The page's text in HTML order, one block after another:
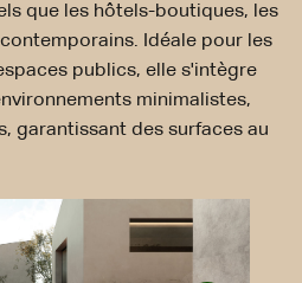
que les hôtels-boutiques, les
Idéale pour les
publics, elle s'intègre
minimalistes,
garantissant des surfaces au